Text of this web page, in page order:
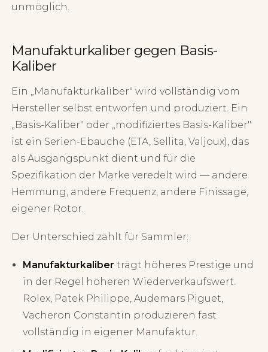
unmöglich.
Manufakturkaliber gegen Basis-
Kaliber
Ein „Manufakturkaliber" wird vollständig vom
Hersteller selbst entworfen und produziert. Ein
„Basis-Kaliber" oder „modifiziertes Basis-Kaliber"
ist ein Serien-Ebauche (ETA, Sellita, Valjoux), das
als Ausgangspunkt dient und für die
Spezifikation der Marke veredelt wird — andere
Hemmung, andere Frequenz, andere Finissage,
eigener Rotor.
Der Unterschied zählt für Sammler:
Manufakturkaliber trägt höheres Prestige und
in der Regel höheren Wiederverkaufswert.
Rolex, Patek Philippe, Audemars Piguet,
Vacheron Constantin produzieren fast
vollständig in eigener Manufaktur.